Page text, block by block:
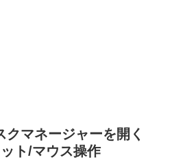
マネージャーを開く
ト/マウス操作